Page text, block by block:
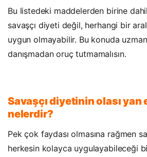
Bu listedeki maddelerden birine
savaşçı diyeti değil, herhangi bir
uygun olmayabilir. Bu konuda
danışmadan oruç tutmamalısın.
Savaşçı diyetinin olası yan
nelerdir?
Pek çok faydası olmasına rağmen
herkesin kolayca uygulayabileceği